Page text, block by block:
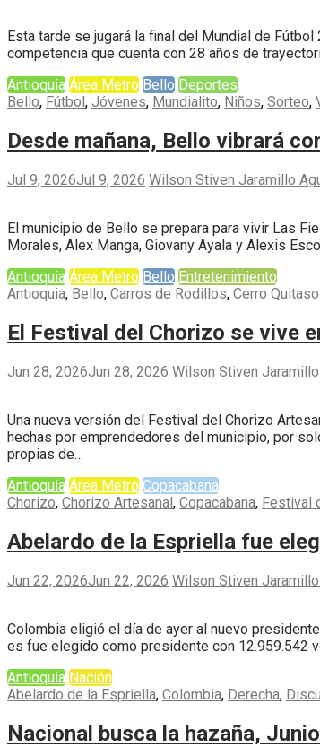
Esta tarde se jugará la final del Mundial de
competencia que cuenta con 28 años de
Antioquia Área Metro Bello Deportes
Bello, Fútbol , Jóvenes, Mundialito, Niños, Sorteo,
Desde mañana, Bello vibrará
Jul 9, 2026Jul 9, 2026 Wilson Stiven Jaramillo
El municipio de Bello se prepara para vivir Las
Morales, Alex Manga, Giovany Ayala y Alexis
Antioquia Área Metro Bello Entretenimiento
Antioquia, Bello, Carros de Rodillos, Cerro
El Festival del Chorizo se vive
Jun 28, 2026Jun 28, 2026 Wilson Stiven
Una nueva versión del Festival del Chorizo
hechas por emprendedores del municipio, por
propias de…
Antioquia Área Metro Copacabana
Chorizo, Chorizo Artesanal, Copacabana, Festival
Abelardo de la Espriella fue
Jun 22, 2026Jun 22, 2026 Wilson Stiven
Colombia eligió el día de ayer al nuevo
es fue elegido como presidente con 12.959.542
Antioquia Nación
Abelardo de la Espriella, Colombia, Derecha,
Nacional busca la hazaña,